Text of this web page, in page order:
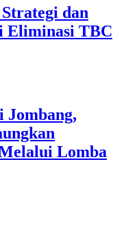
dan
Eliminasi TBC
Jombang,
Lomba